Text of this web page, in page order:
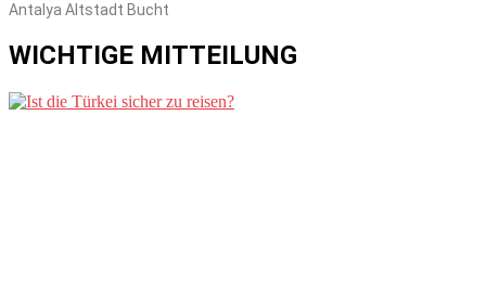
Antalya Altstadt Bucht
WICHTIGE MITTEILUNG